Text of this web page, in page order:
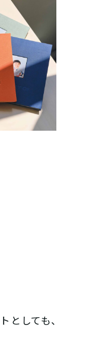
としても、